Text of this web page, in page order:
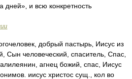
и всю конкретность
добрый пастырь, Иисус из
Сын человеческий, спаситель, Спас,
агнец божий, спас, Иисус
иисус христос сущ., кол во